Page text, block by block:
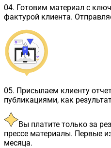
04. Готовим материал с
фактурой клиента.
05. Присылаем клиенту
публикациями, как
Вы платите только за
прессе материалы. Первые
месяца.